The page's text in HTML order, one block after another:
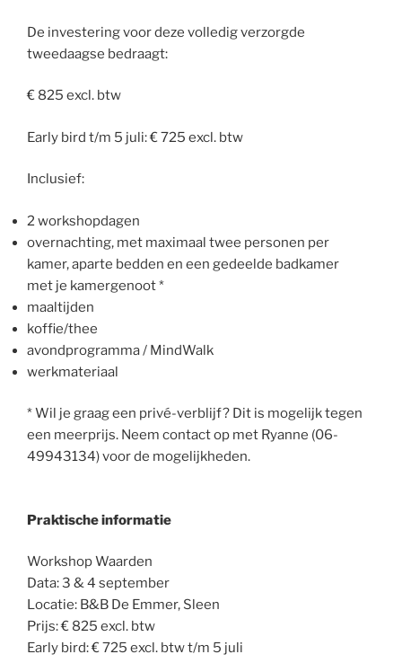
De investering voor deze volledig verzorgde
tweedaagse bedraagt:
€ 825 excl. btw
Early bird t/m 5 juli: € 725 excl. btw
Inclusief:
2 workshopdagen
overnachting, met maximaal twee personen per
kamer, aparte bedden en een gedeelde badkamer
met je kamergenoot *
maaltijden
koffie/thee
avondprogramma / MindWalk
werkmateriaal
* Wil je graag een privé-verblijf? Dit is mogelijk tegen
een meerprijs. Neem contact op met Ryanne (06-
49943134) voor de mogelijkheden.
Praktische informatie
Workshop Waarden
Data: 3 & 4 september
Locatie: B&B De Emmer, Sleen
Prijs: € 825 excl. btw
Early bird: € 725 excl. btw t/m 5 juli